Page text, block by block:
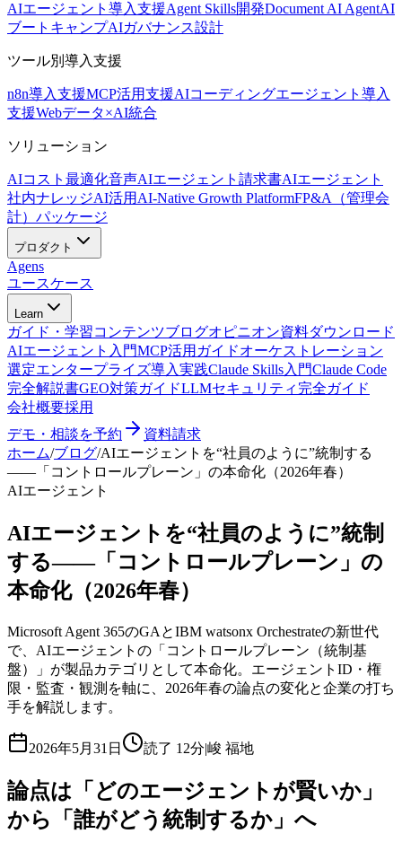
AIエージェント導入支援Agent Skills開発Document AI AgentAI
ブートキャンプAIガバナンス設計
ツール別導入支援
n8n導入支援MCP活用支援AIコーディングエージェント導入
支援Webデータ×AI統合
ソリューション
AIコスト最適化音声AIエージェント 請求書AIエージェント
社内ナレッジAI活用 AI-Native Growth PlatformFP&A（管理会
計）パッケージ
プロダクト
Agens
ユースケース
Learn
ガイド・学習コンテンツブログオピニオン資料ダウンロード
AIエージェント入門MCP活用ガイドオーケストレーション
選定エンタープライズ導入実践Claude Skills入門Claude Code
完全解説書GEO対策ガイドLLMセキュリティ完全ガイド
会社概要採用
デモ・相談を予約
資料請求
ホーム/ブログ/AIエージェントを“社員のように”統制する
——「コントロールプレーン」の本命化（2026年春）
AIエージェント
AIエージェントを“社員のように”統制
する——「コントロールプレーン」の
本命化（2026年春）
Microsoft Agent 365のGAとIBM watsonx Orchestrateの新世代
で、AIエージェントの「コントロールプレーン（統制基
盤）」が製品カテゴリとして本命化。エージェントID・権
限・監査・観測を軸に、2026年春の論点の変化と企業の打ち
手を解説します。
2026年5月31日 読了 12分|峻 福地
論点は「どのエージェントが賢いか」
から「誰がどう統制するか」へ